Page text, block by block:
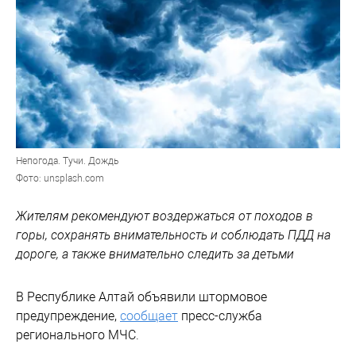
Непогода. Тучи. Дождь
Фото: unsplash.com
Жителям рекомендуют воздержаться от походов в
горы, сохранять внимательность и соблюдать ПДД на
дороге, а также внимательно следить за детьми
В Республике Алтай объявили штормовое
предупреждение, сообщает пресс-служба
регионального МЧС.